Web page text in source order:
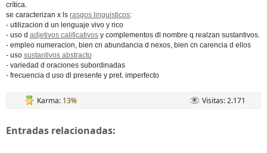
crítica.
se caracterizan x ls rasgos linguisticos:
- utilizacion d un lenguaje vivo y rico
- uso d adjetivos calificativos y complementos dl nombre q realzan sustantivos.
- empleo numeracion, bien cn abundancia d nexos, bien cn carencia d ellos
- uso sustantivos abstracto
- variedad d oraciones subordinadas
- frecuencia d uso dl presente y pret. imperfecto
Karma: 13% Visitas: 2.171
Entradas relacionadas: